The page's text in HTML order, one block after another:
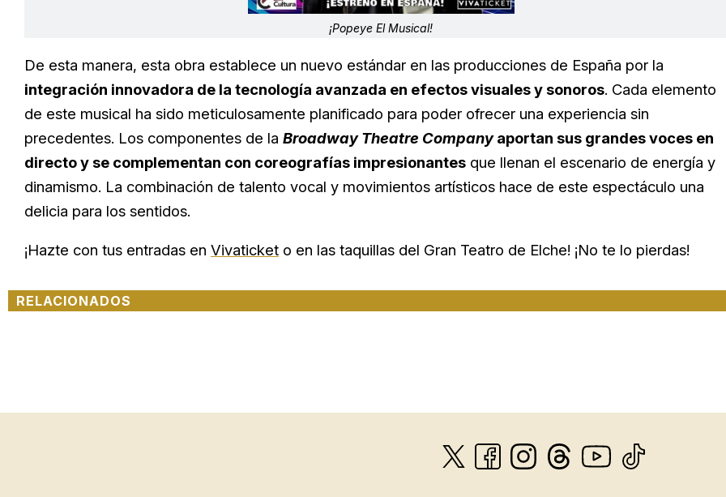
¡Popeye El Musical!
De esta manera, esta obra establece un nuevo estándar en las producciones de España por la
integración innovadora de la tecnología avanzada en efectos visuales y sonoros. Cada elemento
de este musical ha sido meticulosamente planificado para poder ofrecer una experiencia sin
precedentes. Los componentes de la Broadway Theatre Companyaportan sus grandes voces en
directo y se complementan con coreografías impresionantes que llenan el escenario de energía y
dinamismo. La combinación de talento vocal y movimientos artísticos hace de este espectáculo una
delicia para los sentidos.
¡Hazte con tus entradas en Vivaticket o en las taquillas del Gran Teatro de Elche! ¡No te lo pierdas!
RELACIONADOS